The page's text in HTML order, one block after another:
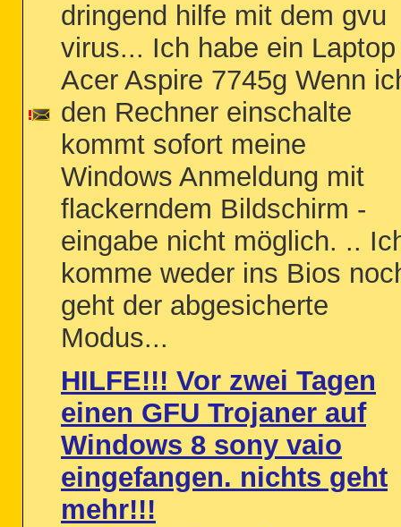
dringend hilfe mit dem gvu
virus... Ich habe ein Laptop
Acer Aspire 7745g Wenn
den Rechner einschalte
kommt sofort meine
Windows Anmeldung mit
flackerndem Bildschirm -
eingabe nicht möglich. ..
komme weder ins Bios
geht der abgesicherte
Modus...
HILFE!!! Vor zwei Tagen
einen GFU Trojaner auf
Windows 8 sony vaio
eingefangen. nichts geht
mehr!!!